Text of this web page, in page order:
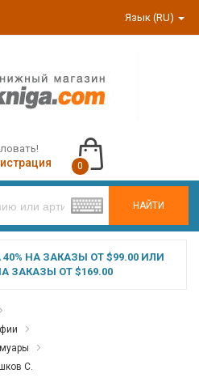
Язык (RU)
НАЙТИ
0
НА ЗАКАЗЫ ОТ $99.00 ИЛИ
ЗАКАЗЫ ОТ $169.00
С.